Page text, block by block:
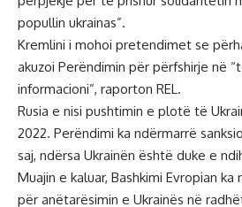
popullin ukrainas”.
Kremlini i mohoi pretendimet se
akuzoi Perëndimin për përfshirje në
informacioni”, raporton REL.
Rusia e nisi pushtimin e plotë të
2022. Perëndimi ka ndërmarrë
saj, ndërsa Ukrainën është duke e
Muajin e kaluar, Bashkimi Evropian
për anëtarësimin e Ukrainës në